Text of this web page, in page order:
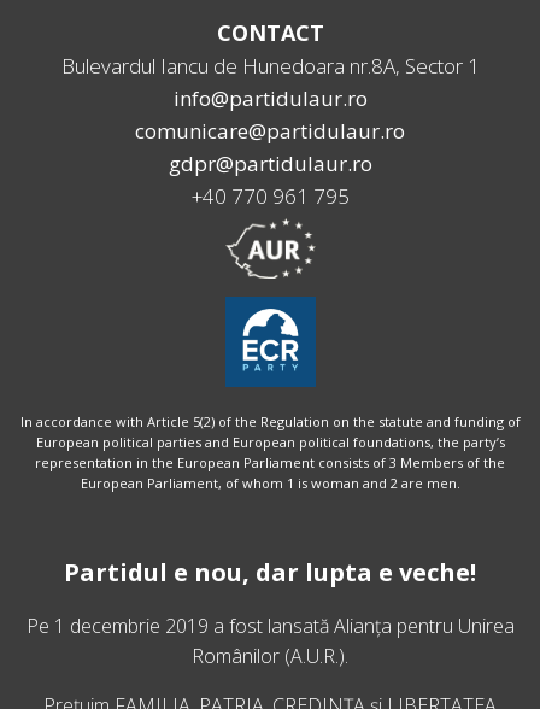
CONTACT
Bulevardul Iancu de Hunedoara nr.8A, Sector 1
info@partidulaur.ro
comunicare@partidulaur.ro
gdpr@partidulaur.ro
+40 770 961 795
In accordance with Article 5(2) of the Regulation on the statute and funding of
European political parties and European political foundations, the party’s
representation in the European Parliament consists of 3 Members of the
European Parliament, of whom 1 is woman and 2 are men.
Partidul e nou, dar lupta e veche!
Pe 1 decembrie 2019 a fost lansatăAlianța pentru Unirea
Românilor (A.U.R.).